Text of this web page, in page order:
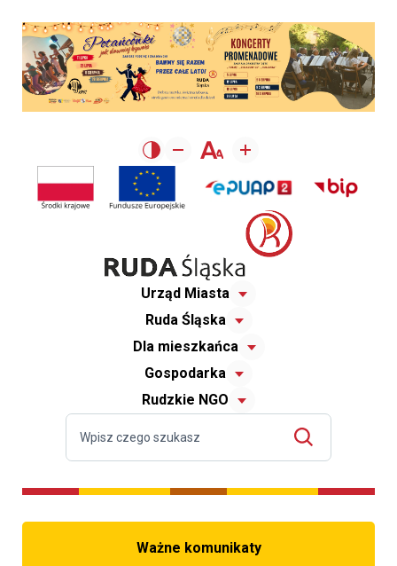
Urząd Miasta
Ruda Śląska
Dla mieszkańca
Gospodarka
Rudzkie NGO
Ważne komunikaty